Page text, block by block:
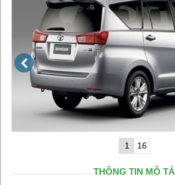
1 16
THÔNG TIN MÔ TẢ